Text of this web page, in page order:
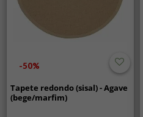
-50%
Tapete redondo (sisal) - Agave
(bege/marfim)